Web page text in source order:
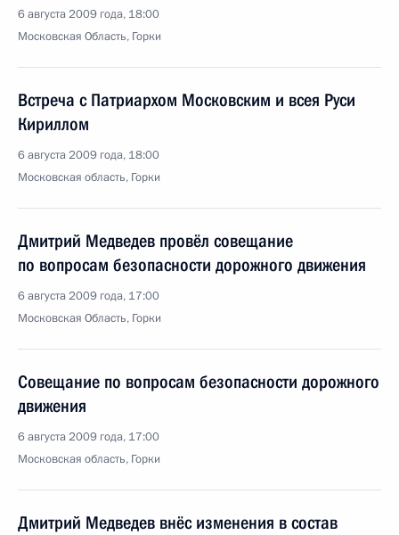
6 августа 2009 года, 18:00
Московская Область, Горки
Встреча с Патриархом Московским и всея Руси
Кириллом
6 августа 2009 года, 18:00
Московская область, Горки
Дмитрий Медведев провёл совещание
по вопросам безопасности дорожного движения
6 августа 2009 года, 17:00
Московская Область, Горки
Совещание по вопросам безопасности дорожного
движения
6 августа 2009 года, 17:00
Московская область, Горки
Дмитрий Медведев внёс изменения в состав